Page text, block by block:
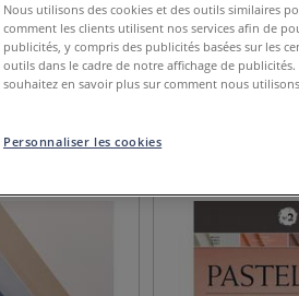
Catégorie de produit
Nous utilisons des cookies et des outils similaires
comment les clients utilisent nos services afin de
publicités, y compris des publicités basées sur les
outils dans le cadre de notre affichage de
souhaitez en savoir plus sur comment nous
Personnaliser les cookies